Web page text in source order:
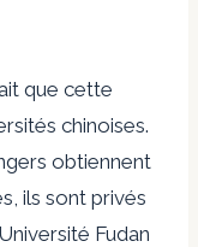
que cette
chinoises.
obtiennent
ils sont privés
Fudan